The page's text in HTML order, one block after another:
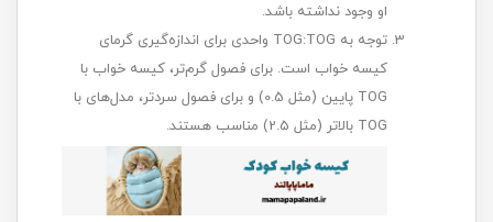
او وجود نداشته باشد.
توجه به TOG:TOG واحدی برای اندازه‌گیری گرمای
کیسه خواب است. برای فصول گرم‌تر، کیسه خواب با
TOG پایین (مثل 0.5) و برای فصول سردتر، مدل‌های با
TOG بالاتر (مثل 2.5) مناسب هستند.